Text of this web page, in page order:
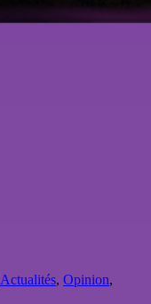
Actualités, Opinion,